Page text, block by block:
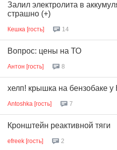
Залил электролита в
страшно (+)
Кешка [гость] 14
Вопрос: цены на ТО
Антон [гость] 8
хелп! крышка на бензобаке
Antoshka [гость] 7
Кронштейн реактивной тяги
efreek [гость] 2